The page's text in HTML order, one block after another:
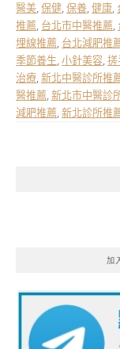
醫美,保健,保養,健康,
推薦, 台北市中醫推薦,
埋線推薦, 台北減肥推
季節養生,小針美容,搓
治療,新北中醫診所推
醫推薦,新北市中醫診
減肥推薦,新北診所推
加